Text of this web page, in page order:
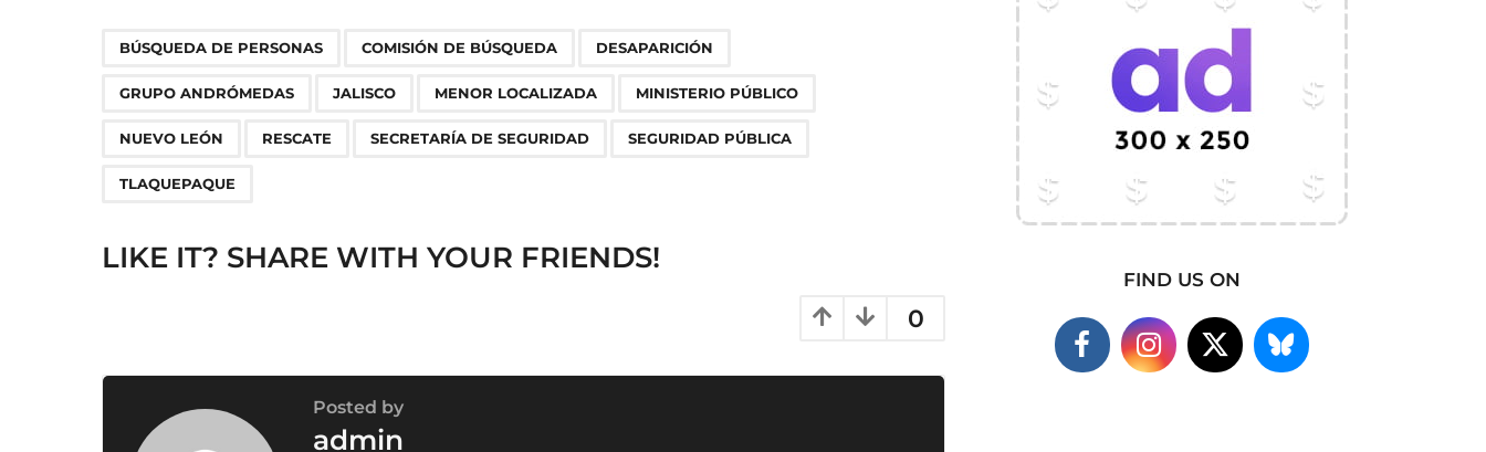
g
o
BÚSQUEDA DE PERSONAS COMISIÓN DE BÚSQUEDA DESAPARICIÓN
GRUPO ANDRÓMEDAS JALISCO MENOR LOCALIZADA MINISTERIO PÚBLICO
NUEVO LEÓN RESCATE SECRETARÍA DE SEGURIDAD SEGURIDAD PÚBLICA
TLAQUEPAQUE
LIKE IT? SHARE WITH YOUR FRIENDS!
0
Posted by
admin
FIND US ON